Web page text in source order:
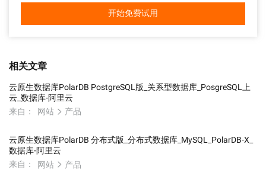
开始免费试用
相关文章
云原生数据库PolarDB PostgreSQL版_关系型数据库_PosgreSQL上
云_数据库-阿里云
来自：
网站 产品
云原生数据库PolarDB 分布式版_分布式数据库_MySQL_PolarDB-X_
数据库-阿里云
来自：
网站 产品